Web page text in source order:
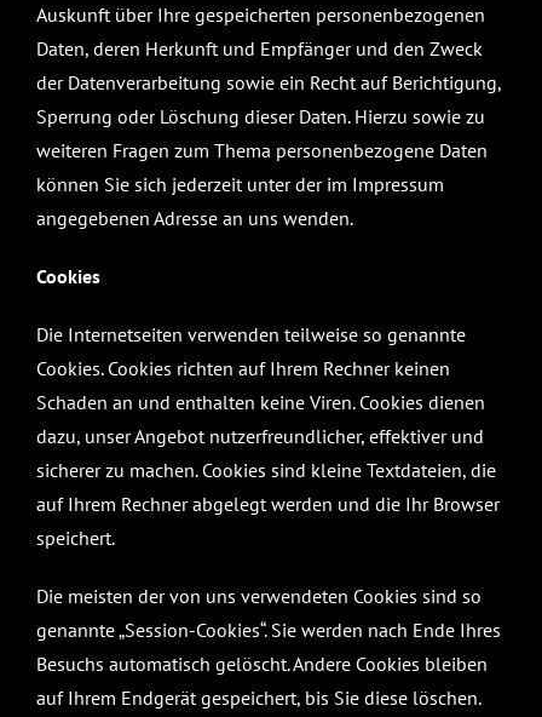
Auskunft über Ihre gespeicherten personenbezogenen
Daten, deren Herkunft und Empfänger und den Zweck
der Datenverarbeitung sowie ein Recht auf Berichtigung,
Sperrung oder Löschung dieser Daten. Hierzu sowie zu
weiteren Fragen zum Thema personenbezogene Daten
können Sie sich jederzeit unter der im Impressum
angegebenen Adresse an uns wenden.
Cookies
Die Internetseiten verwenden teilweise so genannte
Cookies. Cookies richten auf Ihrem Rechner keinen
Schaden an und enthalten keine Viren. Cookies dienen
dazu, unser Angebot nutzerfreundlicher, effektiver und
sicherer zu machen. Cookies sind kleine Textdateien, die
auf Ihrem Rechner abgelegt werden und die Ihr Browser
speichert.
Die meisten der von uns verwendeten Cookies sind so
genannte „Session-Cookies“. Sie werden nach Ende Ihres
Besuchs automatisch gelöscht. Andere Cookies bleiben
auf Ihrem Endgerät gespeichert, bis Sie diese löschen.